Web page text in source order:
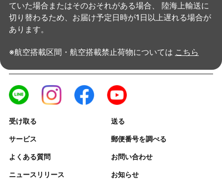
ていた場合またはそのおそれがある場合、
陸海上輸送に
切り替わるため、お届け予定日時が1日以上遅れる場合が
あります。
※航空搭載区間・航空搭載禁止荷物については こちら
受け取る 送る
サービス 郵便番号を調べる
よくある質問 お問い合わせ
ニュースリリース お知らせ